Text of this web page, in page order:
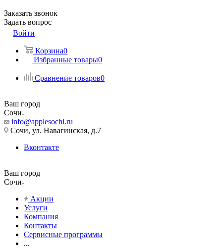
Заказать звонок
Задать вопрос
Войти
Корзина0
Избранные товары0
Сравнение товаров0
Ваш город
Сочи
info@applesochi.ru
Сочи, ул. Навагинская, д.7
Вконтакте
Ваш город
Сочи
Акции
Услуги
Компания
Контакты
Сервисные программы
...